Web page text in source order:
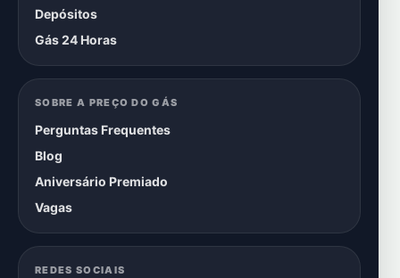
Depósitos
Gás 24 Horas
SOBRE A PREÇO DO GÁS
Perguntas Frequentes
Blog
Aniversário Premiado
Vagas
REDES SOCIAIS